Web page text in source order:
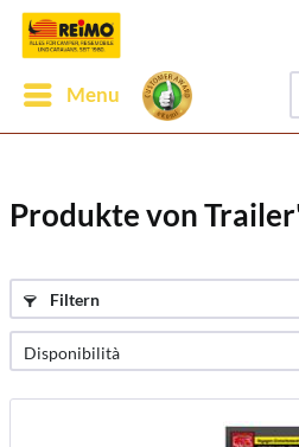
Menu
Produkte von
Filtern